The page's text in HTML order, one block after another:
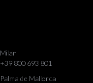
Milan
+39 800 693 801
Palma de Mallorca